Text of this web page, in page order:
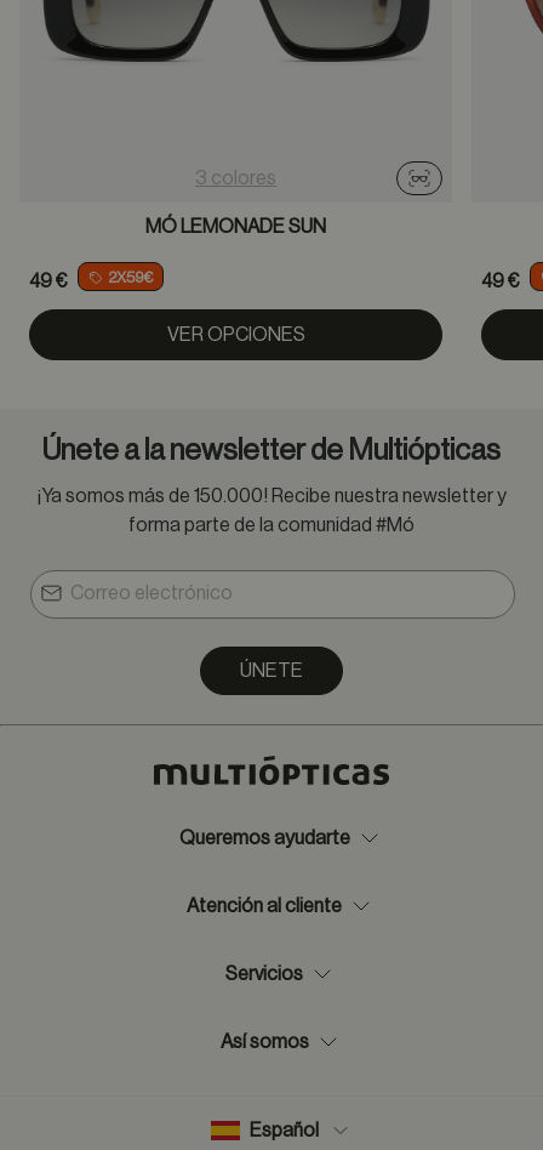
3 colores
Probador
MÓ LEMONADE SUN
49 € 2X59€
VER OPCIONES
49 €
Únete a la newsletter de Multiópticas
¡Ya somos más de 150.000! Recibe nuestra newsletter y
forma parte de la comunidad #Mó
ÚNETE
Queremos ayudarte
Atención al cliente
Servicios
Así somos
Español